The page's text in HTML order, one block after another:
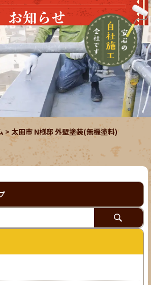
お知らせ
>太田市 N様邸 外壁塗装(無機塗料)